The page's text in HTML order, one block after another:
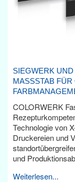
SIEGWERK
MASSSTAB FÜR
COLORWERK
Technologie von
Druckereien und
und
Weiterlesen...